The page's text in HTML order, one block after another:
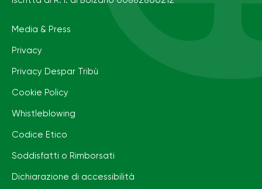
Media & Press
Privacy
Privacy Despar Tribù
Cookie Policy
Whistleblowing
Codice Etico
Soddisfatti o Rimborsati
Dichiarazione di accessibilità